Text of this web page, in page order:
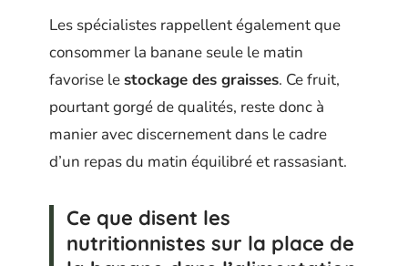
Les spécialistes rappellent également que
consommer la banane seule le matin
favorise lestockage des graisses. Ce fruit,
pourtant gorgé de qualités, reste donc à
manier avec discernement dans le cadre
d’un repas du matin équilibré et rassasiant.
Ce que disent les
nutritionnistes sur la place de